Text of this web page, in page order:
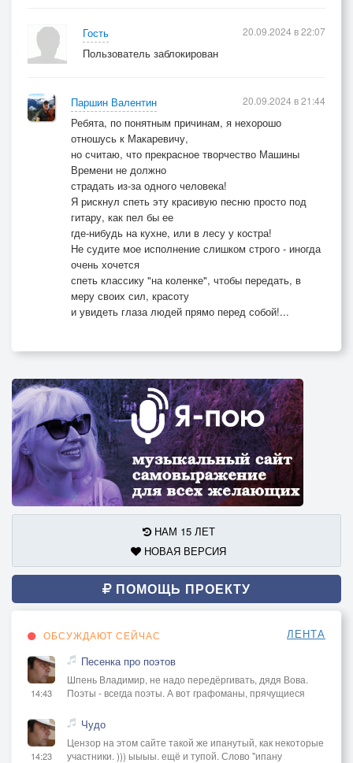
Гость
Пользователь заблокирован
20.09.2024 в 22:07
Паршин Валентин
Ребята, по понятным причинам, я нехорошо
отношусь к Макаревичу,
но считаю, что прекрасное творчество Машины
Времени не должно
страдать из-за одного человека!
Я рискнул спеть эту красивую песню просто под
гитару, как пел бы ее
где-нибудь на кухне, или в лесу у костра!
Не судите мое исполнение слишком строго - иногда
очень хочется
спеть классику "на коленке", чтобы передать, в
меру своих сил, красоту
и увидеть глаза людей прямо перед собой!...
20.09.2024 в 21:44
НАМ 15 ЛЕТ
НОВАЯ ВЕРСИЯ
ПОМОЩЬ ПРОЕКТУ
ОБСУЖДАЮТ СЕЙЧАС ЛЕНТА
14:43
Песенка про поэтов
Шпень Владимир, не надо передёргивать, дядя Вова.
Поэты - всегда поэты. А вот графоманы, прячущиеся
14:23
Чудо
Цензор на этом сайте такой же ипанутый, как некоторые
участники. ))) ыыыы. ещё и тупой. Слово "ипану